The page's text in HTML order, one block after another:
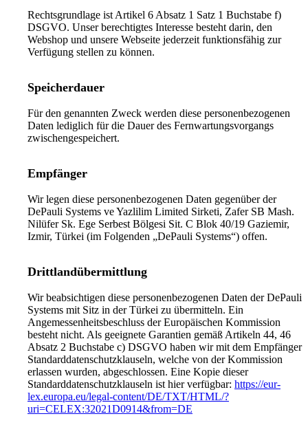
Rechtsgrundlage ist Artikel 6 Absatz 1 Satz 1 Buchstabe f)
DSGVO. Unser berechtigtes Interesse besteht darin, den
Webshop und unsere Webseite jederzeit funktionsfähig zur
Verfügung stellen zu können.
Speicherdauer
Für den genannten Zweck werden diese personenbezogenen
Daten lediglich für die Dauer des Fernwartungsvorgangs
zwischengespeichert.
Empfänger
Wir legen diese personenbezogenen Daten gegenüber der
DePauli Systems ve Yazlilim Limited Sirketi, Zafer SB Mash.
Nilüfer Sk. Ege Serbest Bölgesi Sit. C Blok 40/19 Gaziemir,
Izmir, Türkei (im Folgenden „DePauli Systems“) offen.
Drittlandübermittlung
Wir beabsichtigen diese personenbezogenen Daten der DePauli
Systems mit Sitz in der Türkei zu übermitteln. Ein
Angemessenheitsbeschluss der Europäischen Kommission
besteht nicht. Als geeignete Garantien gemäß Artikeln 44, 46
Absatz 2 Buchstabe c) DSGVO haben wir mit dem Empfänger
Standarddatenschutzklauseln, welche von der Kommission
erlassen wurden, abgeschlossen. Eine Kopie dieser
Standarddatenschutzklauseln ist hier verfügbar: https://eur-
lex.europa.eu/legal-content/DE/TXT/HTML/?
uri=CELEX:32021D0914&from=DE